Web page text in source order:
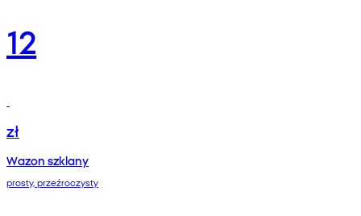
12
zł
Wazon szklany
prosty, przeźroczysty